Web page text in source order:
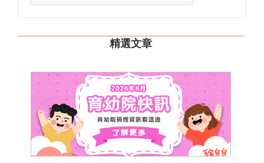
精選文章